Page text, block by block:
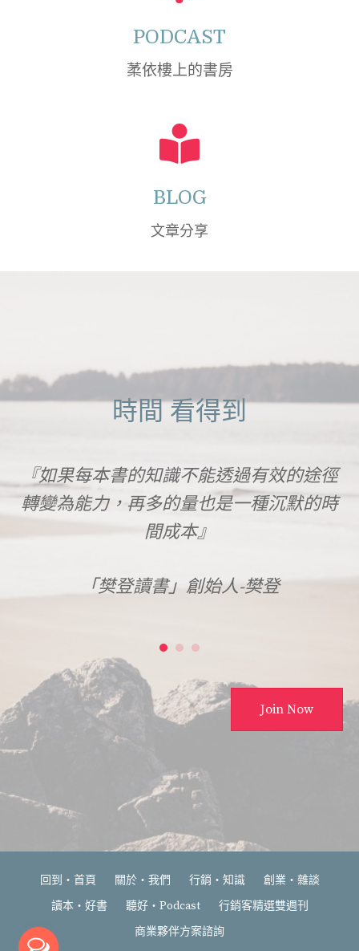
PODCAST
葇依樓上的書房
BLOG
文章分享
時間 看得到
『如果每本書的知識不能透過有效的途徑
轉變為能力，再多的量也是一種沉默的時
間成本』
「樊登讀書」創始人-樊登
Join Now
回到‧首頁 關於‧我們 行銷‧知識
創業‧雜談
讀本‧好書
聽好‧Podcast
行銷客精選雙週刊
商業夥伴方案諮詢